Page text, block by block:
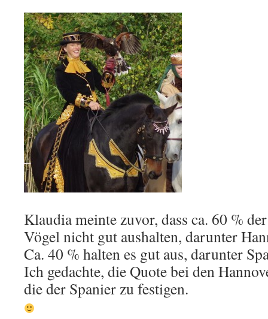
Klaudia meinte zuvor, dass ca. 60 %
Vögel nicht gut aushalten, darunter
Ca. 40 % halten es gut aus, darunter
Ich gedachte, die Quote bei den
die der Spanier zu festigen.